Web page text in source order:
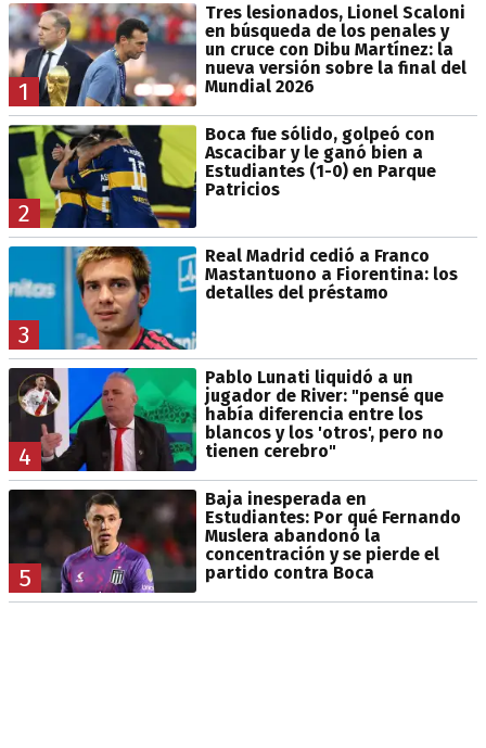
1
Tres lesionados, Lionel Scaloni
en búsqueda de los penales y
un cruce con Dibu Martínez: la
nueva versión sobre la final del
Mundial 2026
2
Boca fue sólido, golpeó con
Ascacibar y le ganó bien a
Estudiantes (1-0) en Parque
Patricios
3
Real Madrid cedió a Franco
Mastantuono a Fiorentina: los
detalles del préstamo
4
Pablo Lunati liquidó a un
jugador de River: "pensé que
había diferencia entre los
blancos y los 'otros', pero no
tienen cerebro"
5
Baja inesperada en
Estudiantes: Por qué Fernando
Muslera abandonó la
concentración y se pierde el
partido contra Boca